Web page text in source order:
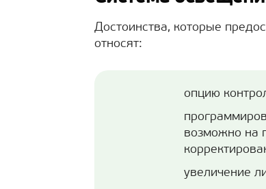
Достоинства, которые
относят:
опцию
возможно на
увеличение